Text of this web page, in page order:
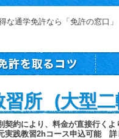
な通学免許なら「免許の窓口」
習所 (大型二
約により、料金が直接行くよ
践教習2hコース申込可能 詳